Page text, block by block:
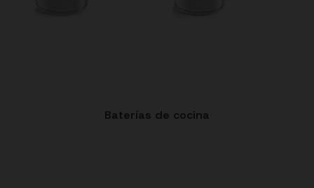
Baterías de cocina